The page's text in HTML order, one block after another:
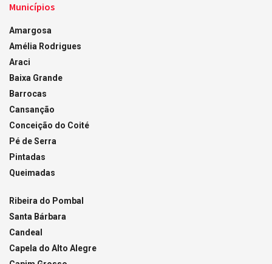
Municípios
Amargosa
Amélia Rodrigues
Araci
Baixa Grande
Barrocas
Cansanção
Conceição do Coité
Pé de Serra
Pintadas
Queimadas
Ribeira do Pombal
Santa Bárbara
Candeal
Capela do Alto Alegre